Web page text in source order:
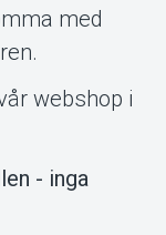
med
webshop i
- inga